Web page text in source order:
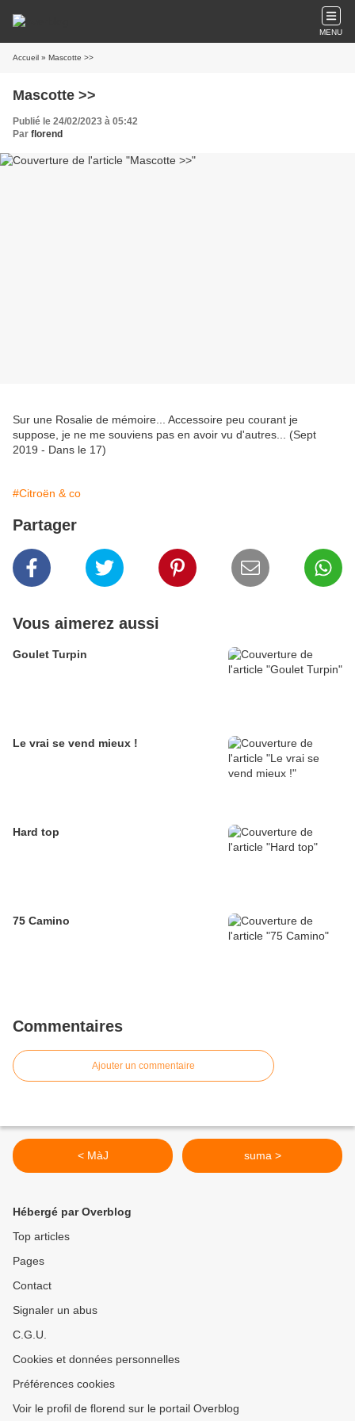
MENU
Accueil » Mascotte >>
Mascotte >>
Publié le 24/02/2023 à 05:42
Par florend
Sur une Rosalie de mémoire... Accessoire peu courant je
suppose, je ne me souviens pas en avoir vu d'autres... (Sept
2019 - Dans le 17)
#Citroën & co
Partager
Vous aimerez aussi
Goulet Turpin
Le vrai se vend mieux !
Hard top
75 Camino
Commentaires
Ajouter un commentaire
< MàJ suma >
Hébergé par Overblog
Top articles
Pages
Contact
Signaler un abus
C.G.U.
Cookies et données personnelles
Préférences cookies
Voir le profil de florend sur le portail Overblog